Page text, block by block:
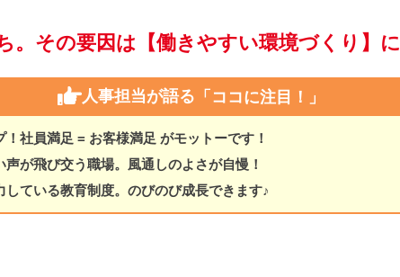
。その要因は【働きやすい環境づくり】に
人事担当が語る 「ココに注目！」
！社員満足 = お客様満足 がモットーです！
が飛び交う職場。風通しのよさが自慢！
している教育制度。のびのび成長できます♪